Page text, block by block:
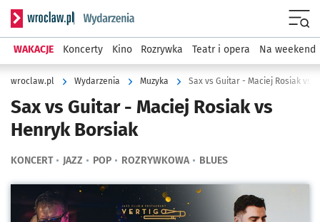
Serwis informacyjny wroclaw.pl podserwis: Wydarzenia
WAKACJE Koncerty Kino Rozrywka Teatr i opera Na weekend
wroclaw.pl Wydarzenia Muzyka Sax vs Guitar - Maciej Rosiak vs
Sax vs Guitar - Maciej Rosiak vs
Henryk Borsiak
KONCERT JAZZ POP ROZRYWKOWA BLUES
Kliknij, aby powiększyć